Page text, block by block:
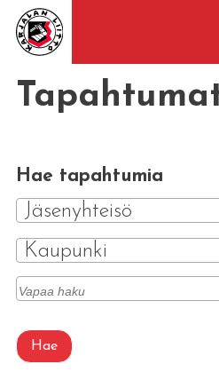
Hae tapahtumia
Jäsenyhteisö
Kaupunki
Hae